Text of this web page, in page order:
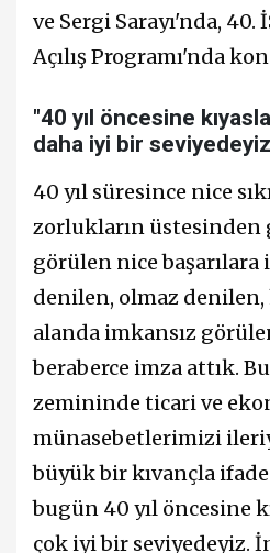
ve Sergi Sarayı'nda, 40.
Açılış Programı'nda
"40 yıl öncesine
daha iyi bir
40 yıl süresince nice
zorlukların üstesinden
görülen nice başarılara
denilen, olmaz
alanda imkansız
beraberce imza attık.
zemininde ticari ve
münasebetlerimizi
büyük bir kıvançla
bugün 40 yıl öncesine
çok iyi bir seviyedeyiz.